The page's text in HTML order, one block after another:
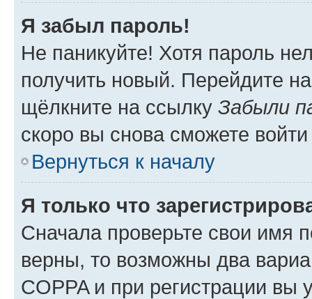
Я забыл пароль!
Не паникуйте! Хотя пароль
получить новый. Перейдите
щёлкните на ссылку Забыли
скоро вы снова сможете
Вернуться к началу
Я только что
Сначала проверьте свои имя
верны, то возможны два
COPPA и при регистрации вы